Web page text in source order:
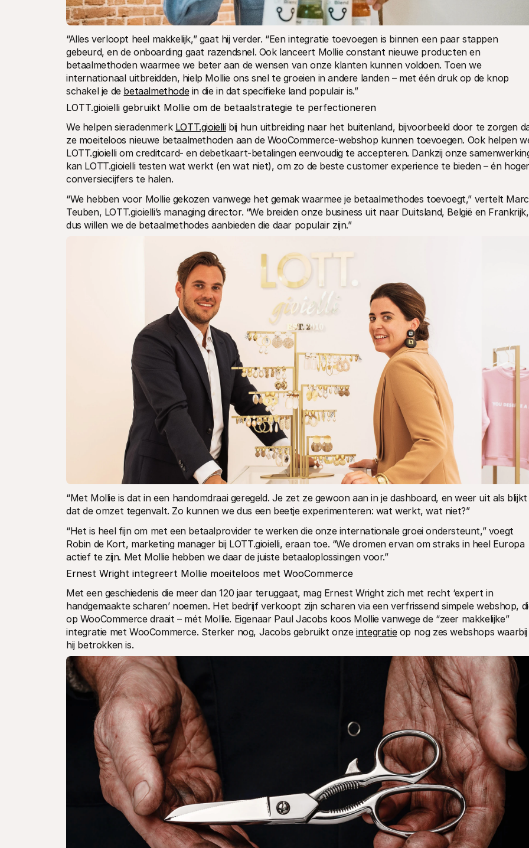
“Alles verloopt heel makkelijk,” gaat hij verder. “Een integratie toevoegen is binnen een paar stappen
gebeurd, en de onboarding gaat razendsnel. Ook lanceert Mollie constant nieuwe producten en
betaalmethoden waarmee we beter aan de wensen van onze klanten kunnen voldoen. Toen we
internationaal uitbreidden, hielp Mollie ons snel te groeien in andere landen – met één druk op de knop
schakel je de betaalmethode in die in dat specifieke land populair is.”
LOTT.gioielli gebruikt Mollie om de betaalstrategie te perfectioneren
We helpen sieradenmerk LOTT.gioielli bij hun uitbreiding naar het buitenland, bijvoorbeeld door te zorgen
ze moeiteloos nieuwe betaalmethoden aan de WooCommerce-webshop kunnen toevoegen. Ook helpen
LOTT.gioielli om creditcard- en debetkaart-betalingen eenvoudig te accepteren. Dankzij onze
kan LOTT.gioielli testen wat werkt (en wat niet), om zo de beste customer experience te bieden – én
conversiecijfers te halen.
“We hebben voor Mollie gekozen vanwege het gemak waarmee je betaalmethodes toevoegt,” vertelt Marc
Teuben, LOTT.gioielli’s managing director. “We breiden onze business uit naar Duitsland, België en Frankrijk,
dus willen we de betaalmethodes aanbieden die daar populair zijn.”
“Met Mollie is dat in een handomdraai geregeld. Je zet ze gewoon aan in je dashboard, en weer uit als blijkt
dat de omzet tegenvalt. Zo kunnen we dus een beetje experimenteren: wat werkt, wat niet?”
“Het is heel fijn om met een betaalprovider te werken die onze internationale groei ondersteunt,” voegt
Robin de Kort, marketing manager bij LOTT.gioielli, eraan toe. “We dromen ervan om straks in heel Europa
actief te zijn. Met Mollie hebben we daar de juiste betaaloplossingen voor.”
Ernest Wright integreert Mollie moeiteloos met WooCommerce
Met een geschiedenis die meer dan 120 jaar teruggaat, mag Ernest Wright zich met recht ‘expert in
handgemaakte scharen’ noemen. Het bedrijf verkoopt zijn scharen via een verfrissend simpele webshop,
op WooCommerce draait – mét Mollie. Eigenaar Paul Jacobs koos Mollie vanwege de “zeer makkelijke”
integratie met WooCommerce. Sterker nog, Jacobs gebruikt onze integratie op nog zes webshops waarbij
hij betrokken is.